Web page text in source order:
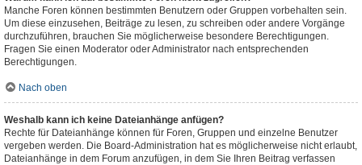
Manche Foren können bestimmten Benutzern oder Gruppen vorbehalten sein.
Um diese einzusehen, Beiträge zu lesen, zu schreiben oder andere Vorgänge
durchzuführen, brauchen Sie möglicherweise besondere Berechtigungen.
Fragen Sie einen Moderator oder Administrator nach entsprechenden
Berechtigungen.
Nach oben
Weshalb kann ich keine Dateianhänge anfügen?
Rechte für Dateianhänge können für Foren, Gruppen und einzelne Benutzer
vergeben werden. Die Board-Administration hat es möglicherweise nicht erlaubt,
Dateianhänge in dem Forum anzufügen, in dem Sie Ihren Beitrag verfassen